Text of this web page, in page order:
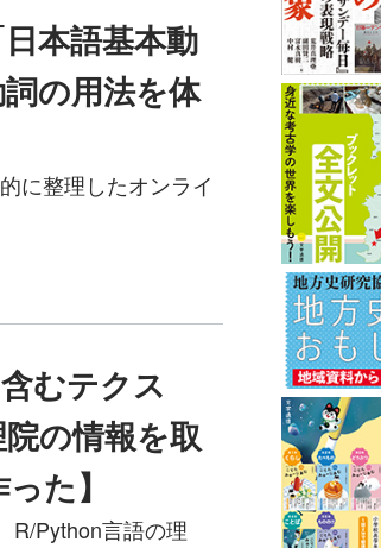
本語基本動
の用法を体
に整理したオンライ
むテクス
の情報を取
た】
R/Python言語の理